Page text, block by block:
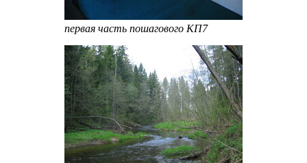
первая часть пошагового КП7